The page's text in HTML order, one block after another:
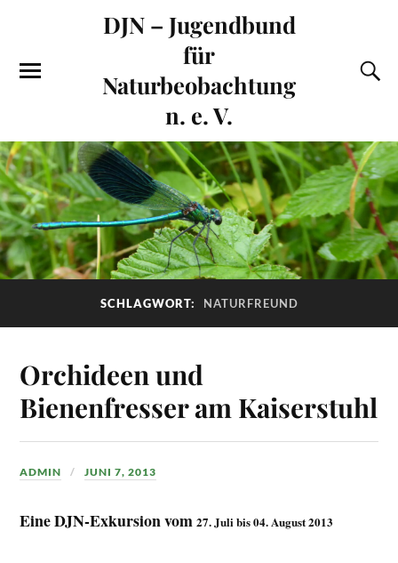
DJN – Jugendbund
für
Naturbeobachtung
n. e. V.
SCHLAGWORT: NATURFREUND
Orchideen und
Bienenfresser am Kaiserstuhl
ADMIN JUNI 7, 2013
Eine DJN-Exkursion vom27. Juli bis 04. August 2013